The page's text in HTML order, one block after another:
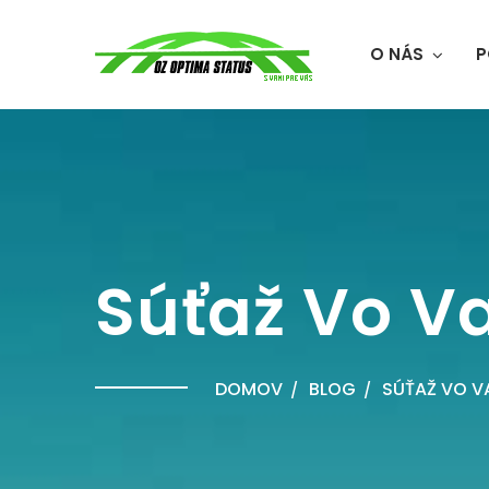
O NÁS
Súťaž Vo
DOMOV BLOG SÚŤAŽ VO